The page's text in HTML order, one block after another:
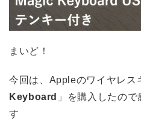
まいど！
今回は、Appleのワイヤレス
Keyboard 」を購入したの
す